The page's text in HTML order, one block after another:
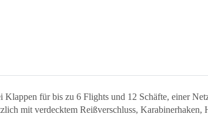
für bis zu 6 Flights und 12 Schäfte, einer
mit verdecktem Reißverschluss, Karabinerhaken,